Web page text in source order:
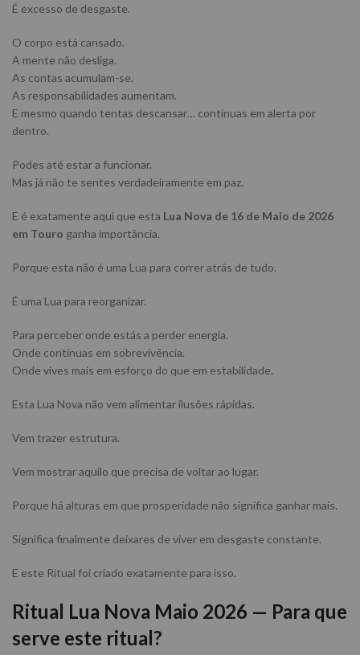
É excesso de desgaste.
O corpo está cansado.
A mente não desliga.
As contas acumulam-se.
As responsabilidades aumentam.
E mesmo quando tentas descansar… continuas em alerta por
dentro.
Podes até estar a funcionar.
Mas já não te sentes verdadeiramente em paz.
E é exatamente aqui que esta Lua Nova de 16 de Maio de 2026
em Touro ganha importância.
Porque esta não é uma Lua para correr atrás de tudo.
É uma Lua para reorganizar.
Para perceber onde estás a perder energia.
Onde continuas em sobrevivência.
Onde vives mais em esforço do que em estabilidade.
Esta Lua Nova não vem alimentar ilusões rápidas.
Vem trazer estrutura.
Vem mostrar aquilo que precisa de voltar ao lugar.
Porque há alturas em que prosperidade não significa ganhar mais.
Significa finalmente deixares de viver em desgaste constante.
E este Ritual foi criado exatamente para isso.
Ritual Lua Nova Maio 2026 — Para que
serve este ritual?